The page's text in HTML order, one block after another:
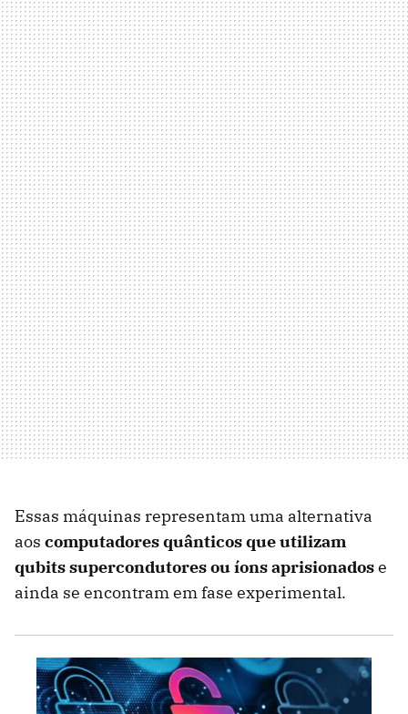
Essas máquinas representam uma alternativa
aos computadores quânticos que utilizam
qubits supercondutores ou íons aprisionadose
ainda se encontram em fase experimental.